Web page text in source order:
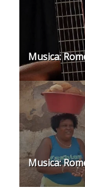
Musica:
Musica: